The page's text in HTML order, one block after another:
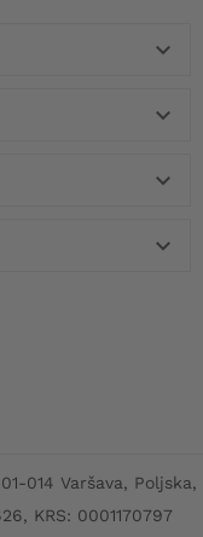




014 Varšava, Poljska,
KRS: 0001170797